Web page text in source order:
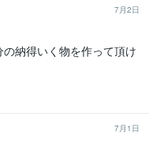
7月2日
納得いく物を作って頂け
7月1日